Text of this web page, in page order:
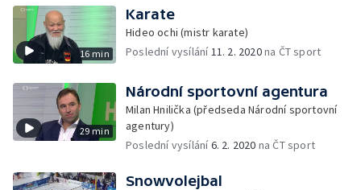
16 min
Karate
Hideo ochi (mistr karate)
Poslední vysílání11. 2. 2020na ČT sport
29 min
Národní sportovní agentura
Milan Hnilička (předseda Národní sportovní
agentury)
Poslední vysílání6. 2. 2020 na ČT sport
Snowvolejbal